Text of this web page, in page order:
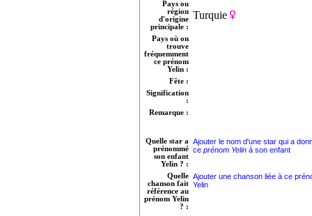
Pays ou
région
d'origine
principale :
Turquie
Pays où on
trouve
fréquemment
ce prénom
Yelin :
Fête :
Signification
:
Remarque :
Quelle star a
prénommé
son enfant
Yelin ? :
Ajouter le nom d'une star qui a
ce prénom Yelinà son enfant
Quelle
chanson fait
référence au
prénom Yelin
? :
Ajouter une chanson liée à ce
Yelin